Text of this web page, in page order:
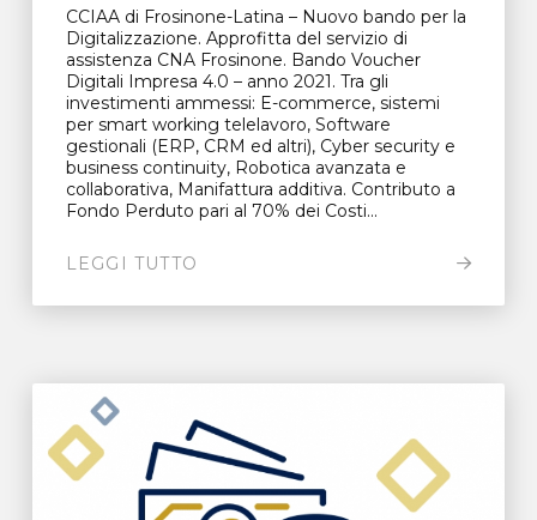
CCIAA di Frosinone-Latina – Nuovo bando per la
Digitalizzazione. Approfitta del servizio di
assistenza CNA Frosinone. Bando Voucher
Digitali Impresa 4.0 – anno 2021. Tra gli
investimenti ammessi: E-commerce, sistemi
per smart working telelavoro, Software
gestionali (ERP, CRM ed altri), Cyber security e
business continuity, Robotica avanzata e
collaborativa, Manifattura additiva. Contributo a
Fondo Perduto pari al 70% dei Costi...
LEGGI TUTTO